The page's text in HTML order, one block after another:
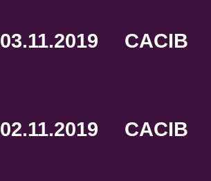
03.11.2019 CACIB
02.11.2019 CACIB